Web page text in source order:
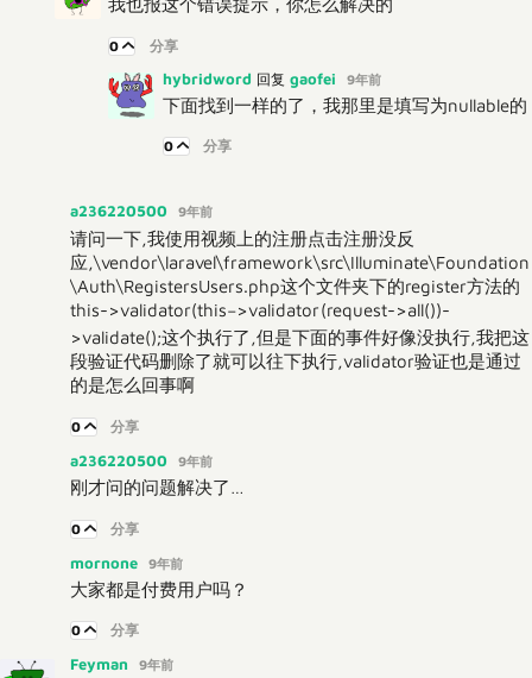
我也报这个错误提示，你怎么解决的
0 分享
hybridword 回复 gaofei 9年前
下面找到一样的了，我那里是填写为nullable的
0 分享
a236220500 9年前
请问一下,我使用视频上的注册点击注册没反
应,\vendor\laravel\framework\src\Illuminate\Foundation
\Auth\RegistersUsers.php这个文件夹下的register方法的
this->validator(this−>validator(request->all())-
>validate();这个执行了,但是下面的事件好像没执行,我把这
段验证代码删除了就可以往下执行,validator验证也是通过
的是怎么回事啊
0 分享
a236220500 9年前
刚才问的问题解决了…
0 分享
mornone 9年前
大家都是付费用户吗？
0 分享
Feyman 9年前